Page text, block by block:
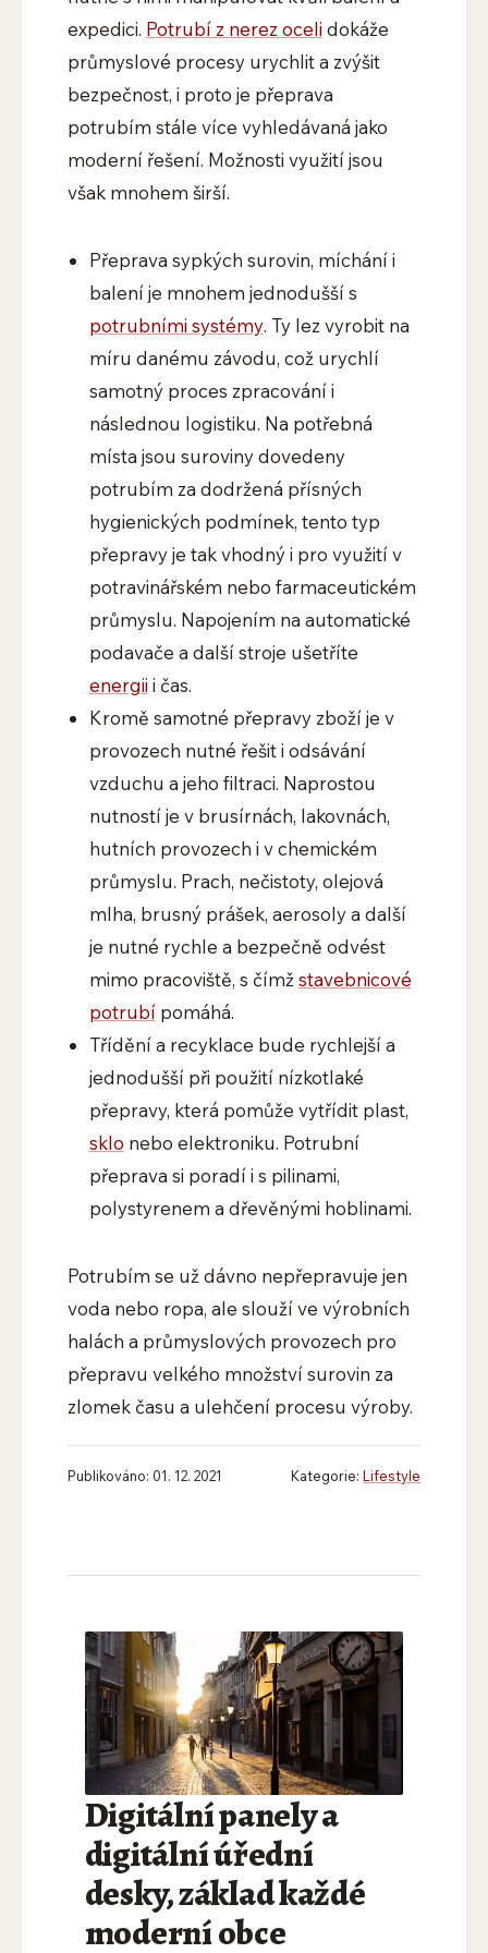
expedici. Potrubí z nerez oceli dokáže
průmyslové procesy urychlit a zvýšit
bezpečnost, i proto je přeprava
potrubím stále více vyhledávaná jako
moderní řešení. Možnosti využití jsou
však mnohem širší.
Přeprava sypkých surovin, míchání i
balení je mnohem jednodušší s
potrubními systémy. Ty lez vyrobit na
míru danému závodu, což urychlí
samotný proces zpracování i
následnou logistiku. Na potřebná
místa jsou suroviny dovedeny
potrubím za dodržená přísných
hygienických podmínek, tento typ
přepravy je tak vhodný i pro využití v
potravinářském nebo farmaceutickém
průmyslu. Napojením na automatické
podavače a další stroje ušetříte
energii i čas.
Kromě samotné přepravy zboží je v
provozech nutné řešit i odsávání
vzduchu a jeho filtraci. Naprostou
nutností je v brusírnách, lakovnách,
hutních provozech i v chemickém
průmyslu. Prach, nečistoty, olejová
mlha, brusný prášek, aerosoly a další
je nutné rychle a bezpečně odvést
mimo pracoviště, s čímžstavebnicové
potrubípomáhá.
Třídění a recyklace bude rychlejší a
jednodušší při použití nízkotlaké
přepravy, která pomůže vytřídit plast,
sklo nebo elektroniku. Potrubní
přeprava si poradí i s pilinami,
polystyrenem a dřevěnými hoblinami.
Potrubím se už dávno nepřepravuje jen
voda nebo ropa, ale slouží ve výrobních
halách a průmyslových provozech pro
přepravu velkého množství surovin za
zlomek času a ulehčení procesu výroby.
Publikováno: 01. 12. 2021 Kategorie:Lifestyle
Digitální panely a
digitální úřední
desky, základ každé
moderní obce